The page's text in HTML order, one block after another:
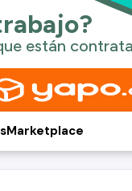
Marketplace